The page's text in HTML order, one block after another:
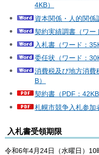
4KB）
資本関係・人的関係
契約実績調書（ワー
入札書（ワード：
委任状（ワード：
消費税及び地方消費
B）
契約書（PDF：42KB
札幌市競争入札参加
入札書受領期限
令和6年4月24日（水曜日）10